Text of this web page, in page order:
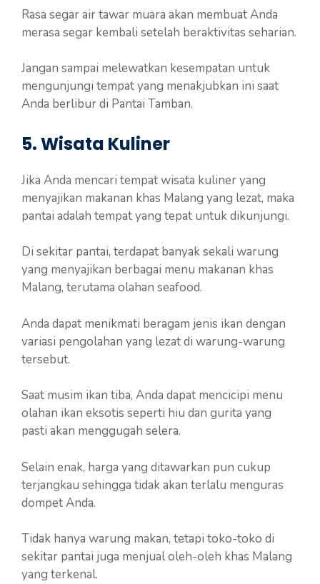
Rasa segar air tawar muara akan membuat Anda
merasa segar kembali setelah beraktivitas seharian.
Jangan sampai melewatkan kesempatan untuk
mengunjungi tempat yang menakjubkan ini saat
Anda berlibur di Pantai Tamban.
5. Wisata Kuliner
Jika Anda mencari tempat wisata kuliner yang
menyajikan makanan khas Malang yang lezat, maka
pantai adalah tempat yang tepat untuk dikunjungi.
Di sekitar pantai, terdapat banyak sekali warung
yang menyajikan berbagai menu makanan khas
Malang, terutama olahan seafood.
Anda dapat menikmati beragam jenis ikan dengan
variasi pengolahan yang lezat di warung-warung
tersebut.
Saat musim ikan tiba, Anda dapat mencicipi menu
olahan ikan eksotis seperti hiu dan gurita yang
pasti akan menggugah selera.
Selain enak, harga yang ditawarkan pun cukup
terjangkau sehingga tidak akan terlalu menguras
dompet Anda.
Tidak hanya warung makan, tetapi toko-toko di
sekitar pantai juga menjual oleh-oleh khas Malang
yang terkenal.